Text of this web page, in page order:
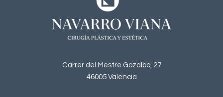
Carrer del Mestre Gozalbo, 27
46005 Valencia